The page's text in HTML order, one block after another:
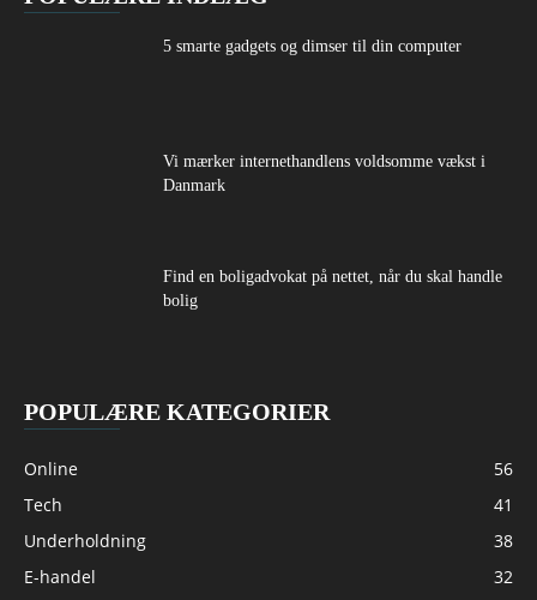
5 smarte gadgets og dimser til din computer
Vi mærker internethandlens voldsomme vækst i
Danmark
Find en boligadvokat på nettet, når du skal handle
bolig
POPULÆRE KATEGORIER
Online
56
Tech
41
Underholdning
38
E-handel
32